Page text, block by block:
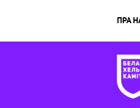
ПРА